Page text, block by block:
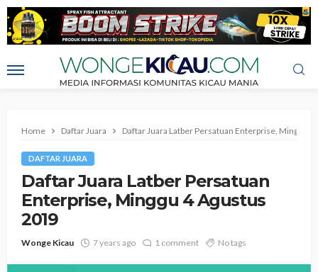
Home Daftar Juara Daftar Juara Latber Persatuan Enterprise, Minggu 4
DAFTAR JUARA
Daftar Juara Latber Persatuan
Enterprise, Minggu 4 Agustus
2019
Wonge Kicau 7 years ago 1 comment No tags